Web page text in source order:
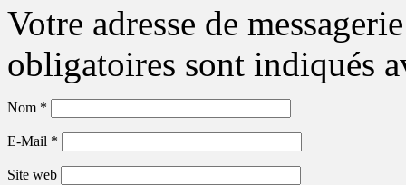
Votre adresse de
obligatoires sont indiqués
Nom *
E-Mail *
Site web